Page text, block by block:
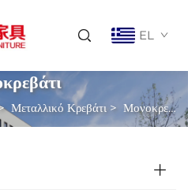
EL
Μεταλλικό Κρεβάτι > Μονοκρεβάτι